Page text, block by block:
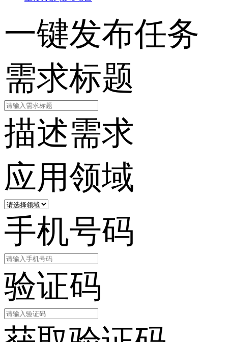
一键发布任务
需求标题
描述需求
应用领域
手机号码
验证码